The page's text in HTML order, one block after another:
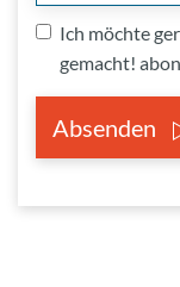
Ich möchte
gemacht!
Absenden